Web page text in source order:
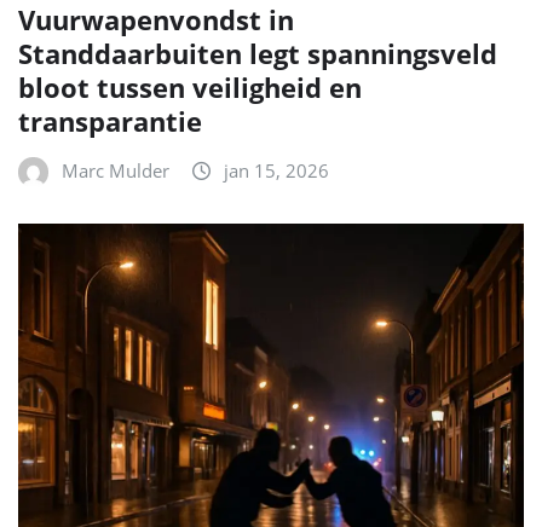
Vuurwapenvondst in
Standdaarbuiten legt spanningsveld
bloot tussen veiligheid en
transparantie
Marc Mulder jan 15, 2026